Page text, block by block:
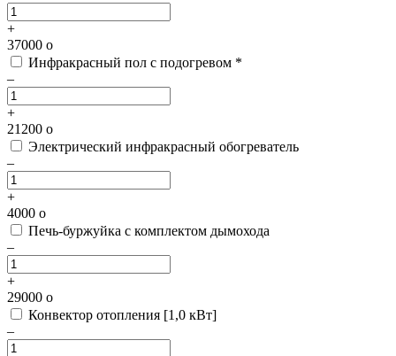
+
37000 o
Инфракрасный пол с подогревом *
–
+
21200 o
Электрический инфракрасный обогреватель
–
+
4000 o
Печь-буржуйка с комплектом дымохода
–
+
29000 o
Конвектор отопления [1,0 кВт]
–